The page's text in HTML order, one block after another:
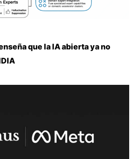
que la IA abierta ya no